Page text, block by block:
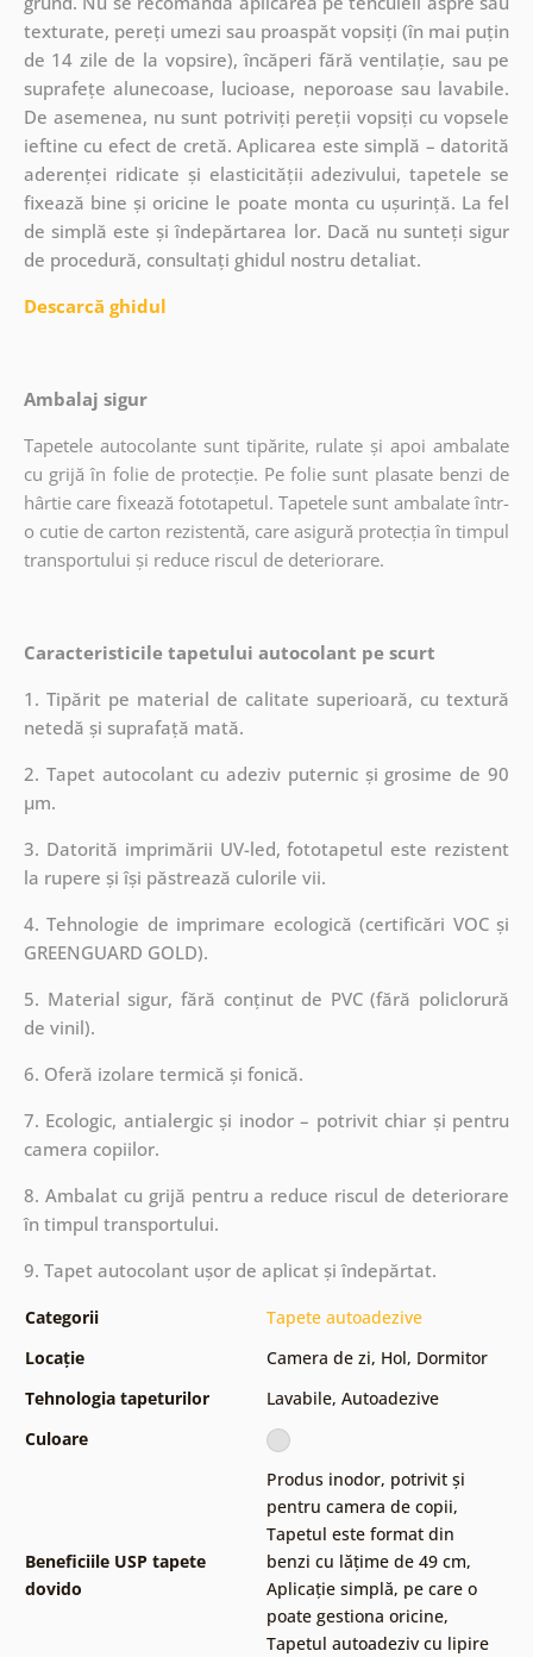
texturate, pereți umezi sau proaspăt vopsiți (în mai puțin
de 14 zile de la vopsire), încăperi fără ventilație, sau pe
suprafețe alunecoase, lucioase, neporoase sau lavabile.
De asemenea, nu sunt potriviți pereții vopsiți cu vopsele
ieftine cu efect de cretă. Aplicarea este simplă – datorită
aderenței ridicate și elasticității adezivului, tapetele se
fixează bine și oricine le poate monta cu ușurință. La fel
de simplă este și îndepărtarea lor. Dacă nu sunteți sigur
de procedură, consultați ghidul nostru detaliat.
Descarcă ghidul
Ambalaj sigur
Tapetele autocolante sunt tipărite, rulate și apoi ambalate
cu grijă în folie de protecție. Pe folie sunt plasate benzi de
hârtie care fixează fototapetul. Tapetele sunt ambalate într-
o cutie de carton rezistentă, care asigură protecția în timpul
transportului și reduce riscul de deteriorare.
Caracteristicile tapetului autocolant pe scurt
1. Tipărit pe material de calitate superioară, cu textură
netedă și suprafață mată.
2. Tapet autocolant cu adeziv puternic și grosime de 90
µm.
3. Datorită imprimării UV-led, fototapetul este rezistent
la rupere și își păstrează culorile vii.
4. Tehnologie de imprimare ecologică (certificări VOC și
GREENGUARD GOLD).
5. Material sigur, fără conținut de PVC (fără policlorură
de vinil).
6. Oferă izolare termică și fonică.
7. Ecologic, antialergic și inodor – potrivit chiar și pentru
camera copiilor.
8. Ambalat cu grijă pentru a reduce riscul de deteriorare
în timpul transportului.
9. Tapet autocolant ușor de aplicat și îndepărtat.
Categorii
Tapete autoadezive
Locație
Camera de zi, Hol, Dormitor
Tehnologia tapeturilor
Lavabile, Autoadezive
Culoare
Beneficiile USP tapete
dovido
Produs inodor, potrivit și
pentru camera de copii,
Tapetul este format din
benzi cu lățime de 49 cm,
Aplicație simplă, pe care o
poate gestiona oricine,
Tapetul autoadeziv cu lipire